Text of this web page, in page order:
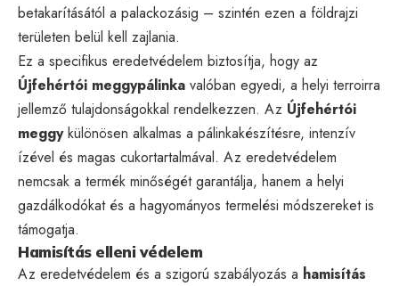
betakarításától a palackozásig – szintén ezen a földrajzi
területen belül kell zajlania.
Ez a specifikus eredetvédelem biztosítja, hogy az
Újfehértói meggypálinka valóban egyedi, a helyi terroirra
jellemző tulajdonságokkal rendelkezzen. Az Újfehértói
meggykülönösen alkalmas a pálinkakészítésre, intenzív
ízével és magas cukortartalmával. Az eredetvédelem
nemcsak a termék minőségét garantálja, hanem a helyi
gazdálkodókat és a hagyományos termelési módszereket is
támogatja.
Hamisítás elleni védelem
Az eredetvédelem és a szigorú szabályozás a hamisítás